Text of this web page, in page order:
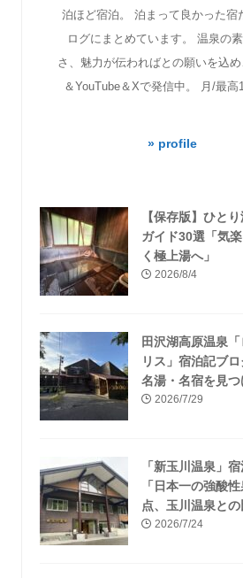
泊ほど宿泊。 泊まって良かった宿
ログにまとめています。 温泉の
さ、魅力が伝わればとの願いを込
＆YouTube＆Xで発信中。 月/最高
» profile
【保存版】ひと
ガイド30選「気
く極上湯へ」
2026/8/4
田沢湖高原温泉
リス」宿泊記ブ
名湯・名宿を見つ
2026/7/29
「新玉川温泉」
「日本一の強酸
点、玉川温泉との
2026/7/24